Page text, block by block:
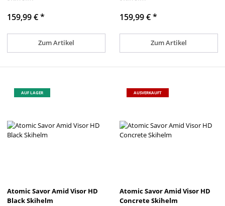
159,99 €*
Zum Artikel
159,99 €*
Zum Artikel
AUF LAGER
Atomic Savor Amid Visor HD
Black Skihelm
AUSVERKAUFT
Atomic Savor Amid Visor HD
Concrete Skihelm